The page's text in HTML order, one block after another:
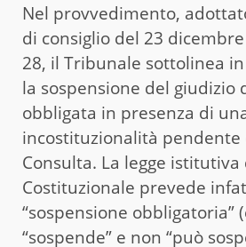
Nel provvedimento,
di consiglio del 23
28, il Tribunale sottolinea
la sospensione del giudizio
obbligata in presenza di
incostituzionalità pendente
Consulta. La legge istitutiva
Costituzionale prevede
“sospensione obbligatoria”
“sospende” e non “può